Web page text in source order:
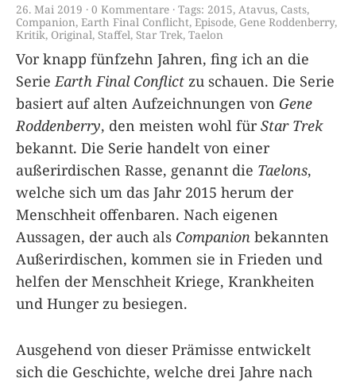
26. Mai 2019 0 Kommentare Tags: 2015, Atavus, Casts,
Companion, Earth Final Conflicht,Episode, Gene Roddenberry,
Kritik, Original, Staffel, Star Trek, Taelon
Vor knapp fünfzehn Jahren, fing ich an die
Serie Earth Final Conflict zu schauen. Die Serie
basiert auf alten Aufzeichnungen von Gene
Roddenberry, den meisten wohl fürStar Trek
bekannt. Die Serie handelt von einer
außerirdischen Rasse, genannt die Taelons,
welche sich um das Jahr 2015 herum der
Menschheit offenbaren. Nach eigenen
Aussagen, der auch als Companion bekannten
Außerirdischen, kommen sie in Frieden und
helfen der Menschheit Kriege, Krankheiten
und Hunger zu besiegen.
Ausgehend von dieser Prämisse entwickelt
sich die Geschichte, welche drei Jahre nach